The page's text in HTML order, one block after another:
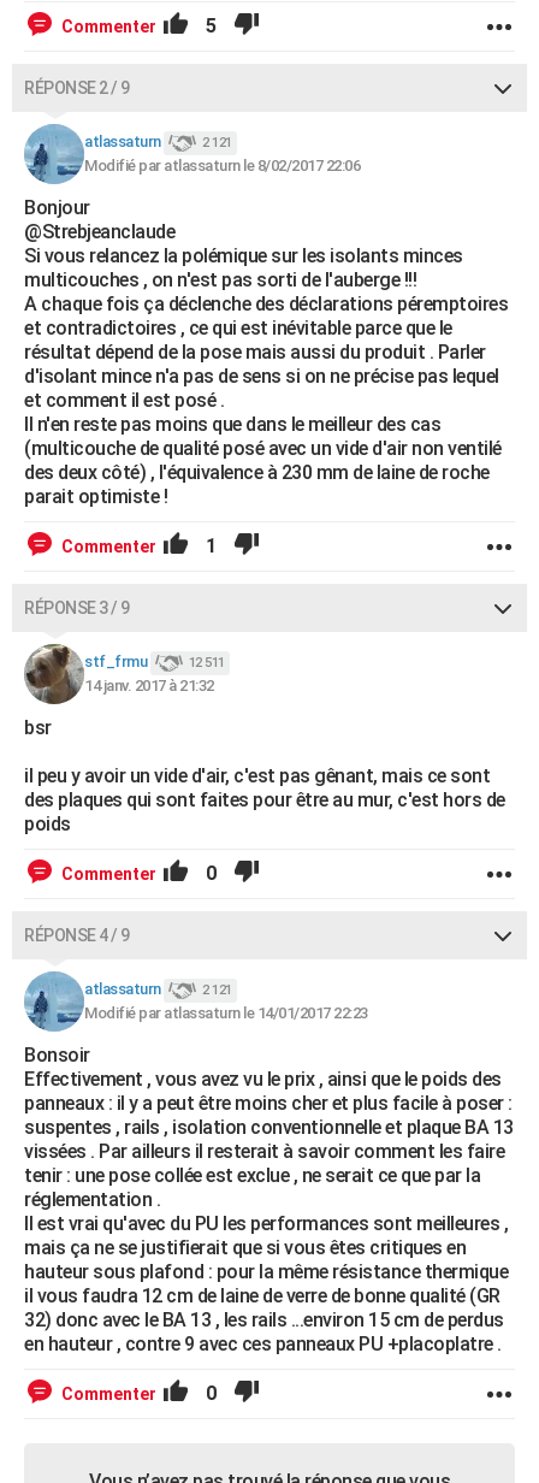
Commenter 5
RÉPONSE 2 / 9
atlassaturn 2 121
Modifié par atlassaturn le 8/02/2017 22:06
Bonjour
@Strebjeanclaude
Si vous relancez la polémique sur les isolants minces
multicouches , on n'est pas sorti de l'auberge !!!
A chaque fois ça déclenche des déclarations péremptoires
et contradictoires , ce qui est inévitable parce que le
résultat dépend de la pose mais aussi du produit . Parler
d'isolant mince n'a pas de sens si on ne précise pas lequel
et comment il est posé .
Il n'en reste pas moins que dans le meilleur des cas
(multicouche de qualité posé avec un vide d'air non ventilé
des deux côté) , l'équivalence à 230 mm de laine de roche
parait optimiste !
Commenter 1
RÉPONSE 3 / 9
stf_frmu 12 511
14 janv. 2017 à 21:32
bsr
il peu y avoir un vide d'air, c'est pas gênant, mais ce sont
des plaques qui sont faites pour être au mur, c'est hors de
poids
Commenter 0
RÉPONSE 4 / 9
atlassaturn 2 121
Modifié par atlassaturn le 14/01/2017 22:23
Bonsoir
Effectivement , vous avez vu le prix , ainsi que le poids des
panneaux : il y a peut être moins cher et plus facile à poser :
suspentes , rails , isolation conventionnelle et plaque BA 13
vissées . Par ailleurs il resterait à savoir comment les faire
tenir : une pose collée est exclue , ne serait ce que par la
réglementation .
Il est vrai qu'avec du PU les performances sont meilleures ,
mais ça ne se justifierait que si vous êtes critiques en
hauteur sous plafond : pour la même résistance thermique
il vous faudra 12 cm de laine de verre de bonne qualité (GR
32) donc avec le BA 13 , les rails ...environ 15 cm de perdus
en hauteur , contre 9 avec ces panneaux PU +placoplatre .
Commenter 0